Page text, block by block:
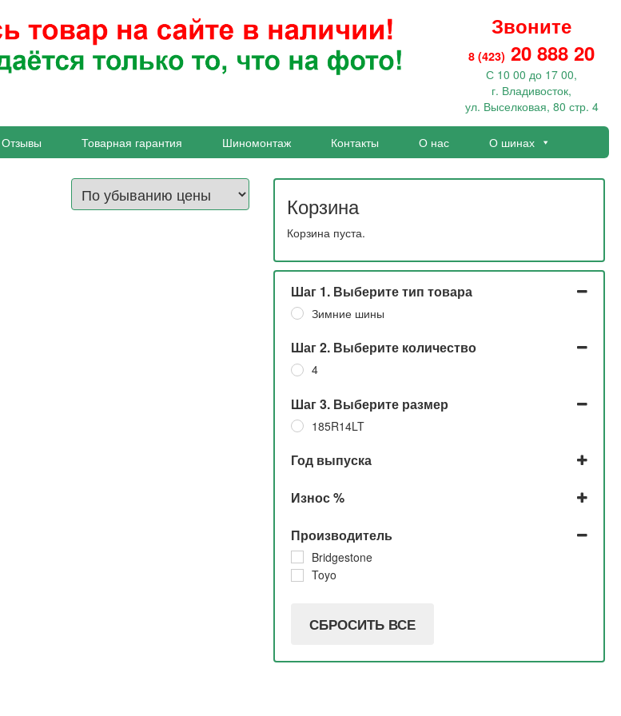
Звоните
8 (423) 20 888 20
С 10 00 до 17 00,
г. Владивосток,
ул. Выселковая, 80 стр. 4
Отзывы Товарная гарантия Шиномонтаж Контакты О нас О шинах
Корзина
Корзина пуста.
Шаг 1. Выберите тип товара
Зимние шины
Шаг 2. Выберите количество
4
Шаг 3. Выберите размер
185R14LT
Год выпуска
2015
Износ %
До 5%
Производитель
Bridgestone
Toyo
СБРОСИТЬ ВСЕ